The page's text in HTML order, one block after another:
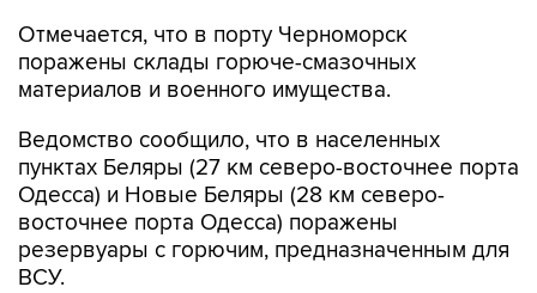
Отмечается, что в порту Черноморск
поражены склады горюче-смазочных
материалов и военного имущества.
Ведомство сообщило, что в населенных
пунктах Беляры (27 км северо-восточнее порта
Одесса) и Новые Беляры (28 км северо-
восточнее порта Одесса) поражены
резервуары с горючим, предназначенным для
ВСУ.